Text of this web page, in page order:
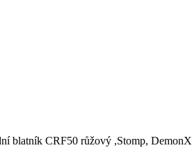
blatník CRF50 růžový ,Stomp, DemonX